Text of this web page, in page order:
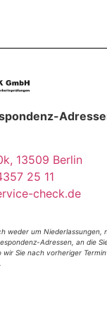
13509 Berlin
25 11
check.de
weder um Niederlassungen,
Adressen, an die
wir Sie nach vorheriger